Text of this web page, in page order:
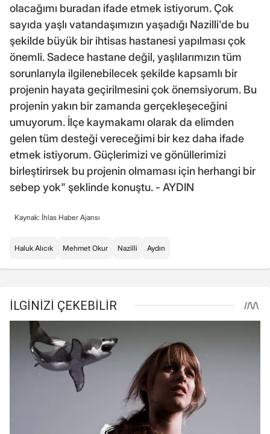
olacağımı buradan ifade etmek istiyorum. Çok
sayıda yaşlı vatandaşımızın yaşadığı Nazilli'de bu
şekilde büyük bir ihtisas hastanesi yapılması çok
önemli. Sadece hastane değil, yaşlılarımızın tüm
sorunlarıyla ilgilenebilecek şekilde kapsamlı bir
projenin hayata geçirilmesini çok önemsiyorum. Bu
projenin yakın bir zamanda gerçekleşeceğini
umuyorum. İlçe kaymakamı olarak da elimden
gelen tüm desteği vereceğimi bir kez daha ifade
etmek istiyorum. Güçlerimizi ve gönüllerimizi
birleştirirsek bu projenin olmaması için herhangi bir
sebep yok" şeklinde konuştu. - AYDIN
Kaynak: İhlas Haber Ajansı
Haluk Alıcık Mehmet Okur Nazilli Aydın